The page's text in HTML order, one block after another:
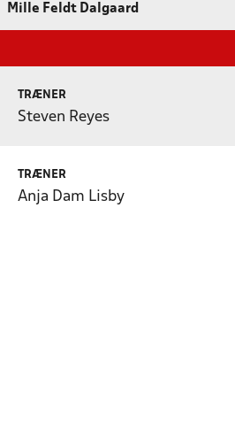
Mille Feldt Dalgaard
TRÆNER
Steven Reyes
TRÆNER
Anja Dam Lisby